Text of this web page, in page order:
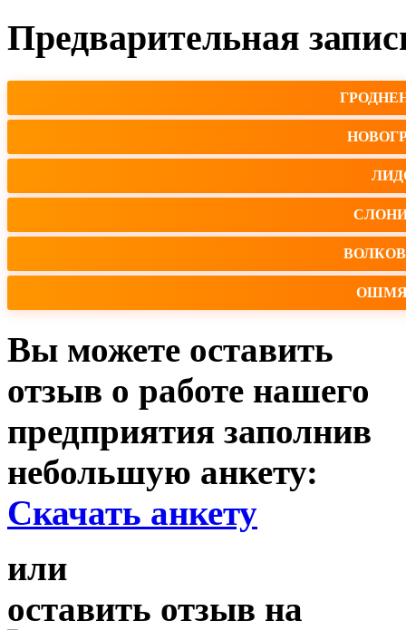
Предварительная
Вы можете оставить
отзыв о работе нашего
предприятия заполнив
небольшую анкету:
Скачать анкету
или
оставить отзыв на